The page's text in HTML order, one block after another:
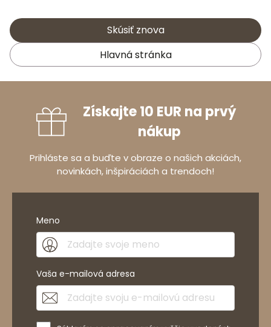
Skúsiť znova
Hlavná stránka
Získajte 10 EUR na prvý
nákup
Prihláste sa a buďte v obraze o našich akciách,
novinkách, inšpiráciách a trendoch!
Meno
Vaša e-mailová adresa